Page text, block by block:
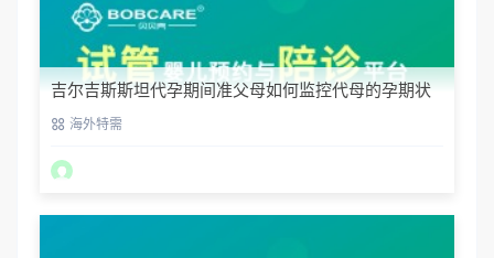
吉尔吉斯斯坦代孕期间准父母如何监控代母的孕期状
态？海外特需